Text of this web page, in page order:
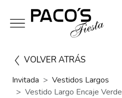
VOLVER ATRÁS
Invitada
Vestidos Largos
Vestido Largo Encaje Verde